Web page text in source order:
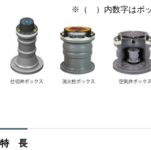
※（ ）内数字はボッ
特 長